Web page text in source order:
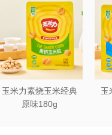
玉米力素烧玉米经典
原味180g
玉